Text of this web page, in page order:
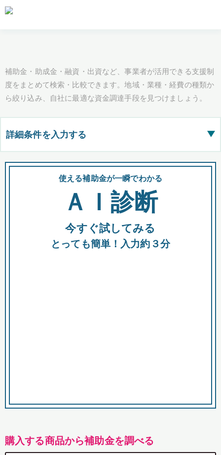
補助金・助成金・融資・出資など、事業者が活用できる支援制
度をまとめて検索・比較できます。地域・業種・経費の種類か
ら絞り込み、自社に最適な資金調達手段を見つけましょう。
詳細条件を入力する ▶
都道府県
全国の検索結果を含めて表示
助成金 融資 出資
使える補助金が一瞬でわかる
ＡＩ診断
今すぐ試してみる
とっても簡単！入力約３分
購入する商品から補助金を調べる